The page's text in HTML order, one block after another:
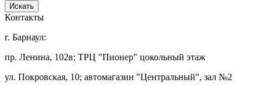
Контакты
г. Барнаул:
пр. Ленина, 102в; ТРЦ "Пионер" цокольный этаж
ул. Покровская, 10; автомагазин "Центральный", зал №2